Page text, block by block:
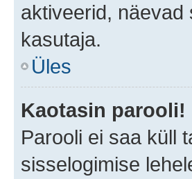
aktiveerid, näevad
kasutaja.
Üles
Kaotasin parooli!
Parooli ei saa küll
sisselogimise